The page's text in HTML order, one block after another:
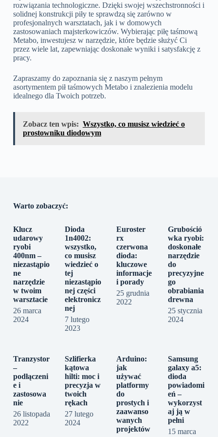
rozwiązania technologiczne. Dzięki swojej wszechstronności i
solidnej konstrukcji piły te sprawdzą się zarówno w
profesjonalnych warsztatach, jak i w domowych
zastosowaniach majsterkowiczów. Wybierając piłę taśmową
Metabo, inwestujesz w narzędzie, które będzie służyć Ci
przez wiele lat, zapewniając doskonałe wyniki i satysfakcję z
pracy.
Zapraszamy do zapoznania się z naszym pełnym
asortymentem pił taśmowych Metabo i znalezienia modelu
idealnego dla Twoich potrzeb.
Zobacz ten wpis: Wszystko, co musisz wiedzieć o
prostowniku diodowym
Warto zobaczyć:
Klucz
udarowy
ryobi
400nm –
niezastąpio
ne
narzędzie
w twoim
warsztacie
26 marca
2024
Dioda
1n4002:
wszystko,
co musisz
wiedzieć o
tej
niezastąpio
nej części
elektronicz
nej
7 lutego
2023
Euroster
rx
czerwona
dioda:
kluczowe
informacje
i porady
25 grudnia
2022
Grubośció
wka ryobi:
doskonałe
narzędzie
do
precyzyjne
go
obrabiania
drewna
25 stycznia
2024
Tranzystor
–
podłączeni
e i
zastosowa
nie
26 listopada
2022
Szlifierka
kątowa
hilti: moc i
precyzja w
twoich
rękach
27 lutego
2024
Arduino:
jak
używać
platformy
do
prostych i
zaawanso
wanych
projektów
Samsung
galaxy a5:
dioda
powiadomi
eń –
wykorzyst
aj ją w
pełni
15 marca